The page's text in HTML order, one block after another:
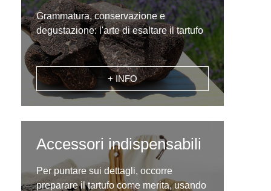
Grammatura, conservazione e
degustazione: l'arte di esaltare il tartufo
+ INFO
Accessori indispensabili
Per puntare sui dettagli, occorre
preparare il tartufo come merita, usando